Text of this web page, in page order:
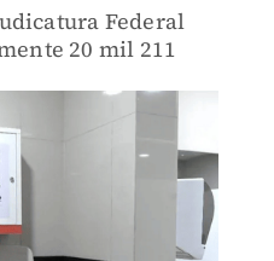
Federal
20 mil 211